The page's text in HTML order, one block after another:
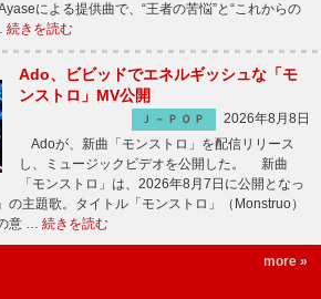
による提供曲で、“王者の苦悩”と“これからの
続きを読む
Ado、ビビッドでエネルギッシュな「モ
ンストロ」MV公開
Ｊ－ＰＯＰ
2026年8月8日
Adoが、新曲「モンストロ」を配信リリース
し、ミュージックビデオを公開した。 新曲
「モンストロ」は、2026年8月7日に公開となっ
の主題歌。タイトル「モンストロ」（Monstruo）
意 … 続きを読む
more »